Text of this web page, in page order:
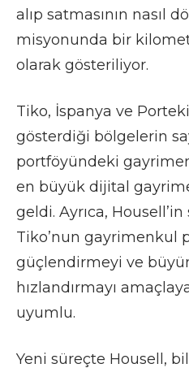
alıp satmasının nasıl
misyonunda bir
olarak gösteriliyor.
Tiko, İspanya ve
gösterdiği bölgelerin
portföyündeki
en büyük dijital
geldi. Ayrıca, Housell’in
Tiko’nun gayrimenkul
güçlendirmeyi ve
hızlandırmayı
uyumlu.
Yeni süreçte Housell,